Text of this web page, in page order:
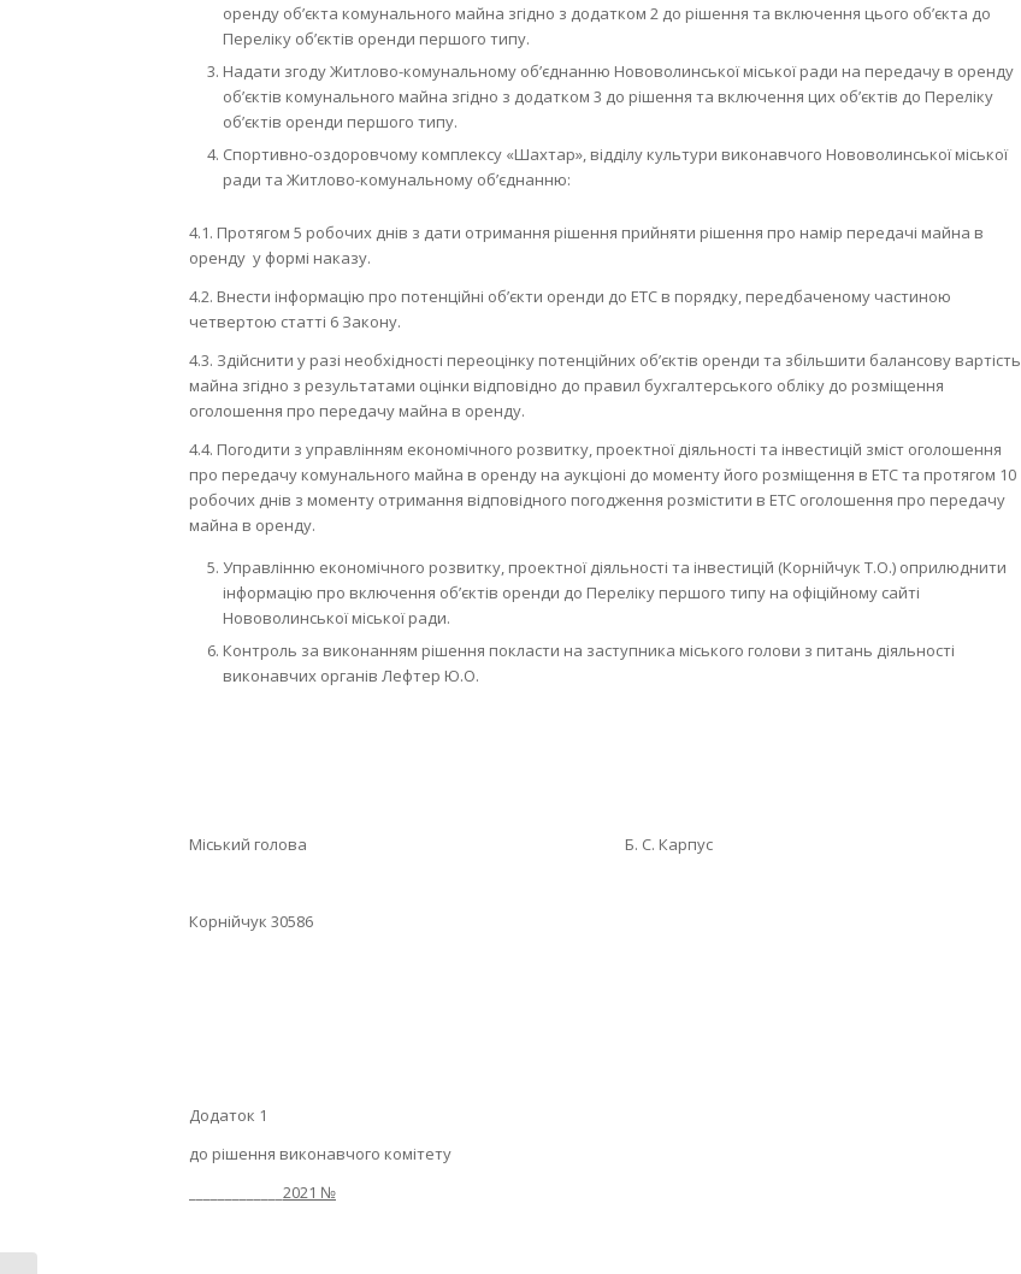
оренду об’єкта комунального майна згідно з додатком 2 до рішення та включення цього об’єкта до
Переліку об’єктів оренди першого типу.
Надати згоду Житлово-комунальному об’єднанню Нововолинської міської ради на передачу в оренду
об’єктів комунального майна згідно з додатком 3 до рішення та включення цих об’єктів до Переліку
об’єктів оренди першого типу.
Спортивно-оздоровчому комплексу «Шахтар», відділу культури виконавчого Нововолинської міської
ради та Житлово-комунальному об’єднанню:
4.1. Протягом 5 робочих днів з дати отримання рішення прийняти рішення про намір передачі майна в
оренду у формі наказу.
4.2. Внести інформацію про потенційні об’єкти оренди до ЕТС в порядку, передбаченому частиною
четвертою статті 6 Закону.
4.3. Здійснити у разі необхідності переоцінку потенційних об’єктів оренди та збільшити балансову вартість
майна згідно з результатами оцінки відповідно до правил бухгалтерського обліку до розміщення
оголошення про передачу майна в оренду.
4.4. Погодити з управлінням економічного розвитку, проектної діяльності та інвестицій зміст оголошення
про передачу комунального майна в оренду на аукціоні до моменту його розміщення в ЕТС та протягом 10
робочих днів з моменту отримання відповідного погодження розмістити в ЕТС оголошення про передачу
майна в оренду.
Управлінню економічного розвитку, проектної діяльності та інвестицій (Корнійчук Т.О.) оприлюднити
інформацію про включення об’єктів оренди до Переліку першого типу на офіційному сайті
Нововолинської міської ради.
Контроль за виконанням рішення покласти на заступника міського голови з питань діяльності
виконавчих органів Лефтер Ю.О.
Міський голова Б. С. Карпус
Корнійчук 30586
Додаток 1
до рішення виконавчого комітету
2021 №